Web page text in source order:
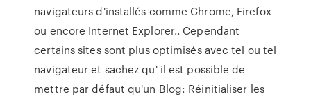
navigateurs d'installés comme Chrome, Firefox
ou encore Internet Explorer.. Cependant
certains sites sont plus optimisés avec tel ou tel
navigateur et sachez qu' il est possible de
mettre par défaut qu'un Blog: Réinitialiser les